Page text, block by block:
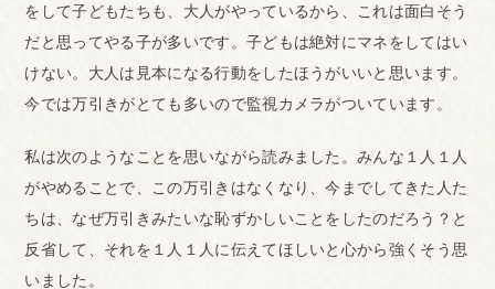
をして子どもたちも、大人がやっているから、これは面白そう
だと思ってやる子が多いです。子どもは絶対にマネをしてはい
けない。大人は見本になる行動をしたほうがいいと思います。
今では万引きがとても多いので監視カメラがついています。
私は次のようなことを思いながら読みました。みんな１人１人
がやめることで、この万引きはなくなり、今までしてきた人た
ちは、なぜ万引きみたいな恥ずかしいことをしたのだろう？と
反省して、それを１人１人に伝えてほしいと心から強くそう思
いました。